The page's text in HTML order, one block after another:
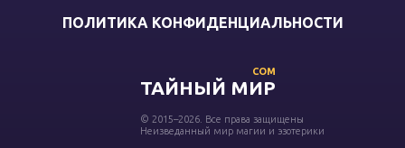
ПОЛИТИКА КОНФИДЕНЦИАЛЬНОСТИ
ТАЙНЫЙ МИР
COM
© 2015–2026. Все права защищены
Неизведанный мир магии и эзотерики